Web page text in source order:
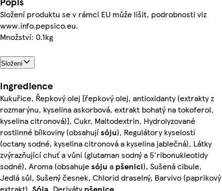
Složení produktu se v rámci EU může lišit, podrobnosti viz
www.info.pepsico.eu.
Množství: 0.1kg
Složení
Ingredience
Kukuřice, Řepkový olej [řepkový olej, antioxidanty (extrakty z
rozmarýnu, kyselina askorbová, extrakt bohatý na tokoferol,
kyselina citronová)], Cukr, Maltodextrin, Hydrolyzované
rostlinné bílkoviny (obsahujísóju), Regulátory kyselosti
(octany sodné, kyselina citronová a kyselina jablečná), Látky
zvýrazňující chuť a vůni (glutaman sodný a 5'ribonukleotidy
sodné), Aroma (obsahujesóju a pšenici), Sušená cibule,
Jedlá sůl, Sušený česnek, Chlorid draselný, Barvivo (paprikový
extrakt), Sója, Derivátypšenice